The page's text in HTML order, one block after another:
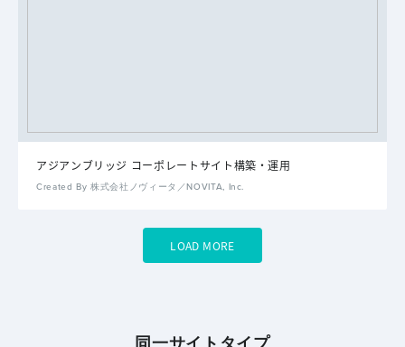
アジアンブリッジ コーポレートサイト構築・運用
Created By 株式会社ノヴィータ／NOVITA, Inc.
LOAD MORE
同一サイトタイプ